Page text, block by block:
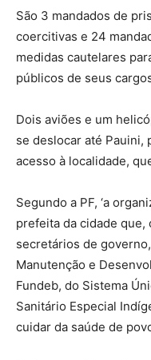
São 3 mandados de
coercitivas e 24
medidas cautelares
públicos de seus
Dois aviões e um
se deslocar até Pauini,
acesso à localidade,
Segundo a PF, ‘a
prefeita da cidade que,
secretários de
Manutenção e
Fundeb, do Sistema
Sanitário Especial
cuidar da saúde de